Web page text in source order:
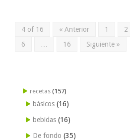
4 of 16 « Anterior 1 2
6
16 Siguiente »
recetas (157)
básicos (16)
bebidas (16)
De fondo (35)